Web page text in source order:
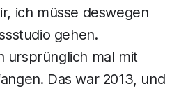
ich müsse deswegen
gehen.
ursprünglich mal mit
Das war 2013, und